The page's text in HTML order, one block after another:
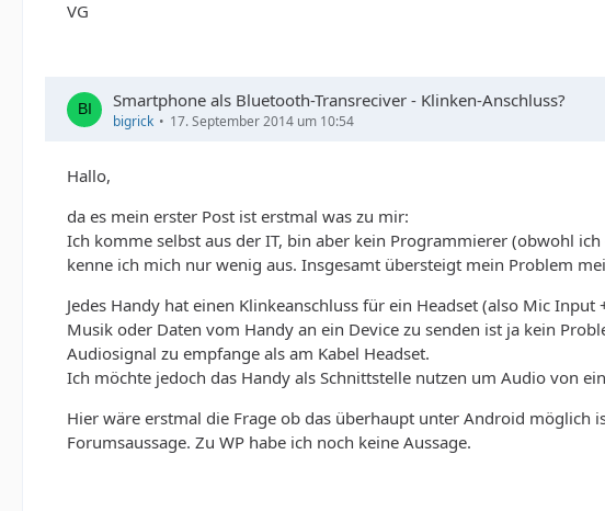
VG
Smartphone als Bluetooth-Transreciver - Klinken-Anschluss?
bigrick 17. September 2014 um 10:54
Hallo,
da es mein erster Post ist erstmal was zu mir:
Ich komme selbst aus der IT, bin aber kein Programmierer (obwohl
kenne ich mich nur wenig aus. Insgesamt übersteigt mein Problem
Jedes Handy hat einen Klinkeanschluss für ein Headset (also Mic
Musik oder Daten vom Handy an ein Device zu senden ist ja kein
Audiosignal zu empfange als am Kabel Headset.
Ich möchte jedoch das Handy als Schnittstelle nutzen um Audio von
Hier wäre erstmal die Frage ob das überhaupt unter Android möglich
Forumsaussage. Zu WP habe ich noch keine Aussage.